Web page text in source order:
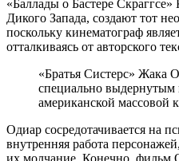
«Баллады о Бастере
Дикого Запада, создают тот
поскольку кинематограф
отталкиваясь от авторского
«Братья Систерс» Жака
специально выдернутым
американской массовой
Одиар сосредотачивается на
внутренняя работа